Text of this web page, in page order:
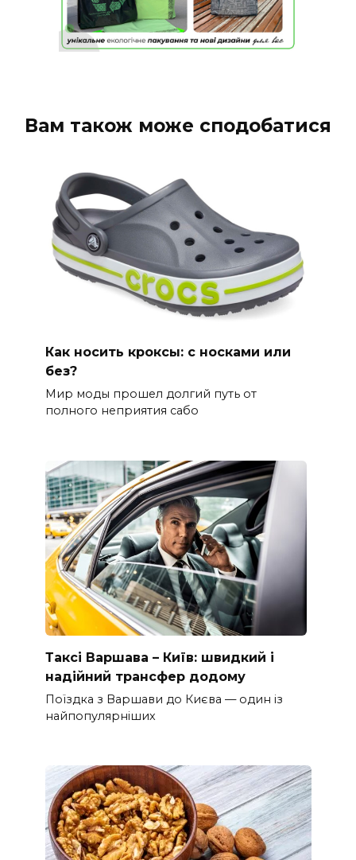
Вам також може сподобатися
Как носить кроксы: с носками или
без?
Мир моды прошел долгий путь от
полного неприятия сабо
Таксі Варшава – Київ: швидкий і
надійний трансфер додому
Поїздка з Варшави до Києва — один із
найпопулярніших